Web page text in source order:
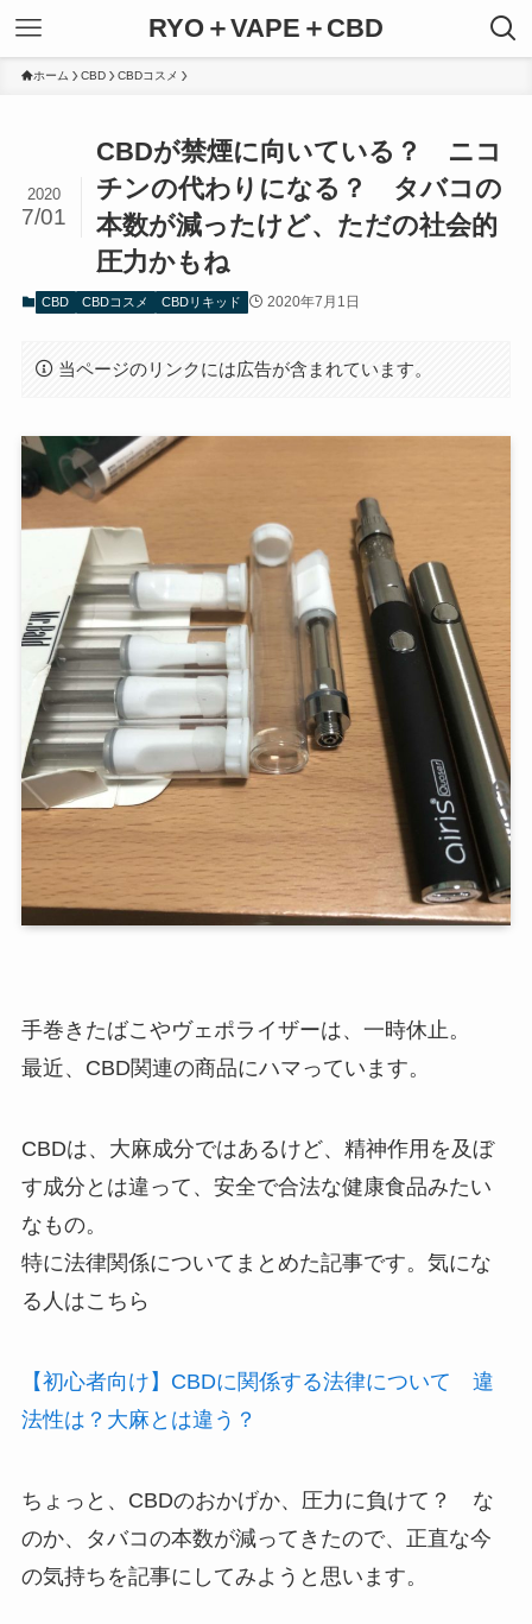
RYO＋VAPE＋CBD
ホーム CBD CBDコスメ
CBDが禁煙に向いている？ ニコ
チンの代わりになる？ タバコの
本数が減ったけど、ただの社会的
圧力かもね
2020
7/01
CBD CBDコスメ CBDリキッド 2020年7月1日
当ページのリンクには広告が含まれています。
手巻きたばこやヴェポライザーは、一時休止。
最近、CBD関連の商品にハマっています。
CBDは、大麻成分ではあるけど、精神作用を及ぼ
す成分とは違って、安全で合法な健康食品みたい
なもの。
特に法律関係についてまとめた記事です。気にな
る人はこちら
【初心者向け】CBDに関係する法律について 違
法性は？大麻とは違う？
ちょっと、CBDのおかげか、圧力に負けて？ な
のか、
タバコの本数が減ってきたので、正直な今
の気持ちを記事にしてみようと思います。